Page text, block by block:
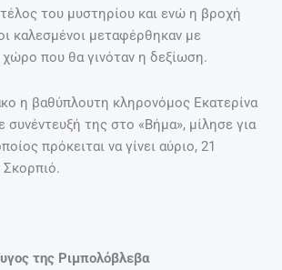
του μυστηρίου και ενώ η βροχή
καλεσμένοι μεταφέρθηκαν με
που θα γινόταν η δεξίωση.
η βαθύπλουτη κληρονόμος Εκατερίνα
συνέντευξή της στο «Βήμα», μίλησε για
πρόκειται να γίνει αύριο, 21
της Ριμπολόβλεβα